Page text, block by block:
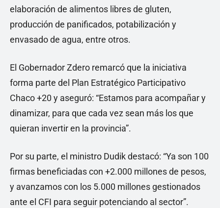
elaboración de alimentos libres de gluten,
producción de panificados, potabilización y
envasado de agua, entre otros.
El Gobernador Zdero remarcó que la iniciativa
forma parte del Plan Estratégico Participativo
Chaco +20 y aseguró: “Estamos para acompañar y
dinamizar, para que cada vez sean más los que
quieran invertir en la provincia”.
Por su parte, el ministro Dudik destacó: “Ya son 100
firmas beneficiadas con +2.000 millones de pesos,
y avanzamos con los 5.000 millones gestionados
ante el CFI para seguir potenciando al sector”.